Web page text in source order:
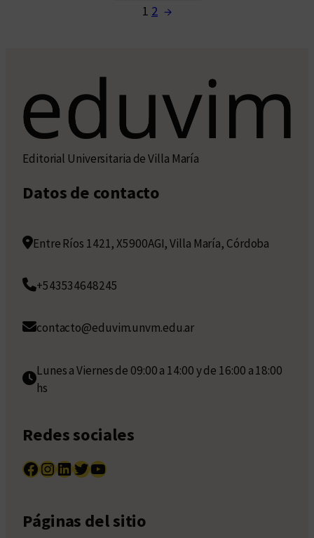
1 2 →
Editorial Universitaria de Villa María
Datos de contacto
Entre Ríos 1421, X5900AGI, Villa María, Córdoba
+543534648245
contacto@eduvim.unvm.edu.ar
Lunes a Viernes de 09:00 a 14:00 y de 16:00 a 18:00
hs
Redes sociales
Facebook InstagramLinkedIn Twitter YouTube
Páginas del sitio